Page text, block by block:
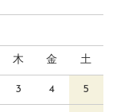
木 金 土
3 4 5